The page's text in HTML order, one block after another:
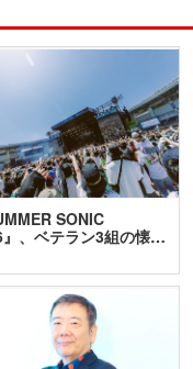
SONIC
、ベテラン3組の懐…